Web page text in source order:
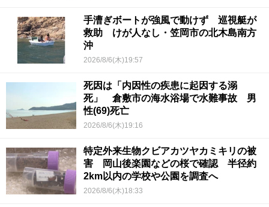
手漕ぎボートが強風で動けず 巡視艇が
救助 けが人なし・笠岡市の北木島南方
沖
2026/8/6(木)19:57
死因は「内因性の疾患に起因する溺
死」 倉敷市の海水浴場で水難事故 男
性(69)死亡
2026/8/6(木)19:16
特定外来生物クビアカツヤカミキリの被
害 岡山後楽園などの桜で確認 半径約
2km以内の学校や公園を調査へ
2026/8/6(木)18:33